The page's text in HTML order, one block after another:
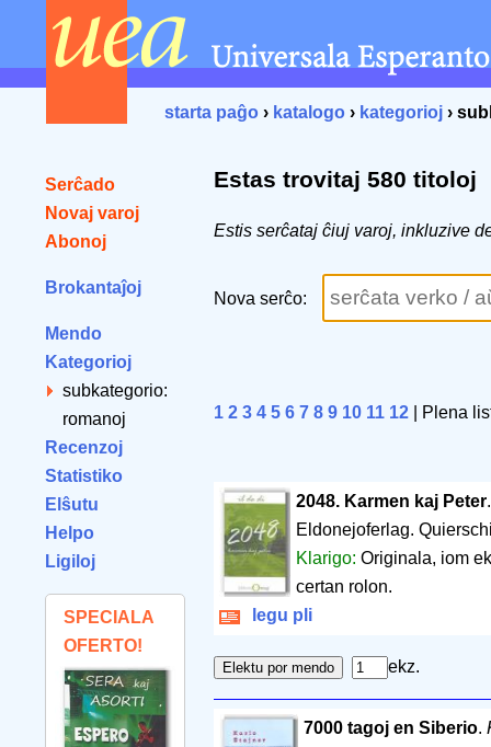
starta paĝo › katalogo › kategorioj ›
Serĉado
Novaj varoj
Abonoj
Brokantaĵoj
Mendo
Kategorioj
subkategorio:
romanoj
Recenzoj
Statistiko
Elŝutu
Helpo
Ligiloj
SPECIALA
OFERTO!
Estas trovitaj 580 titoloj
Estis serĉataj ĉiuj varoj, inkluzive
Nova serĉo:
1 2 3 4 5 6 7 8 9 10 11 12 | Plena
2048. Karmen kaj Peter
Eldonejoferlag.
Klarigo: Originala, iom
certan rolon.
legu pli
ekz.
7000 tagoj en Siberio.